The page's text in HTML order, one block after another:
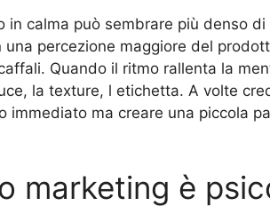
in calma può sembrare più denso
percezione maggiore del
Quando il ritmo rallenta la
la texture, l etichetta. A volte
immediato ma creare una piccola
marketing è